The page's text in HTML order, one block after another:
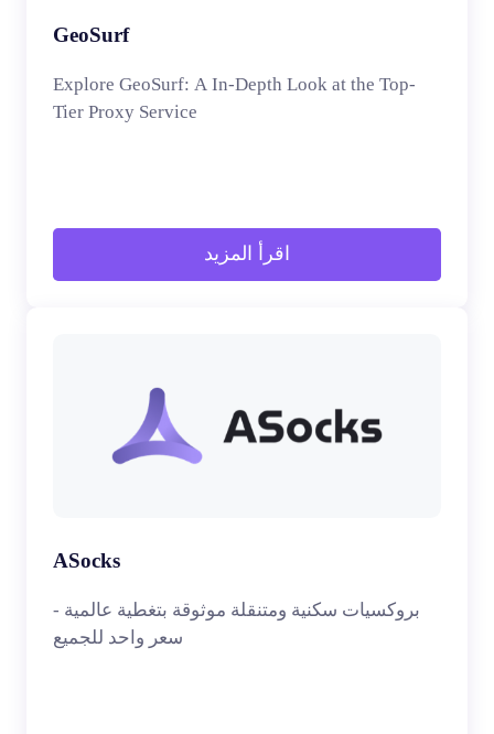
GeoSurf
Explore GeoSurf: A In-Depth Look at the Top-
Tier Proxy Service
اقرأ المزيد
ASocks
بروكسيات سكنية ومتنقلة موثوقة بتغطية عالمية -
سعر واحد للجميع